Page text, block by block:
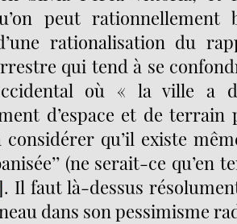
peut rationnellement
rationalisation du
qui tend à se
où « la ville a
d’espace et de terrain
qu’il existe
(ne serait-ce qu’en
. Il faut là-dessus
dans son pessimisme